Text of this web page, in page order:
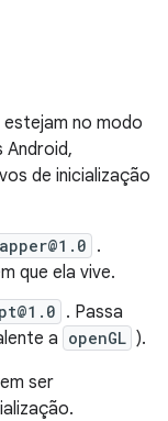
estejam no modo
de inicialização
.
que ela vive.
. Passa
a openGL ).
ser